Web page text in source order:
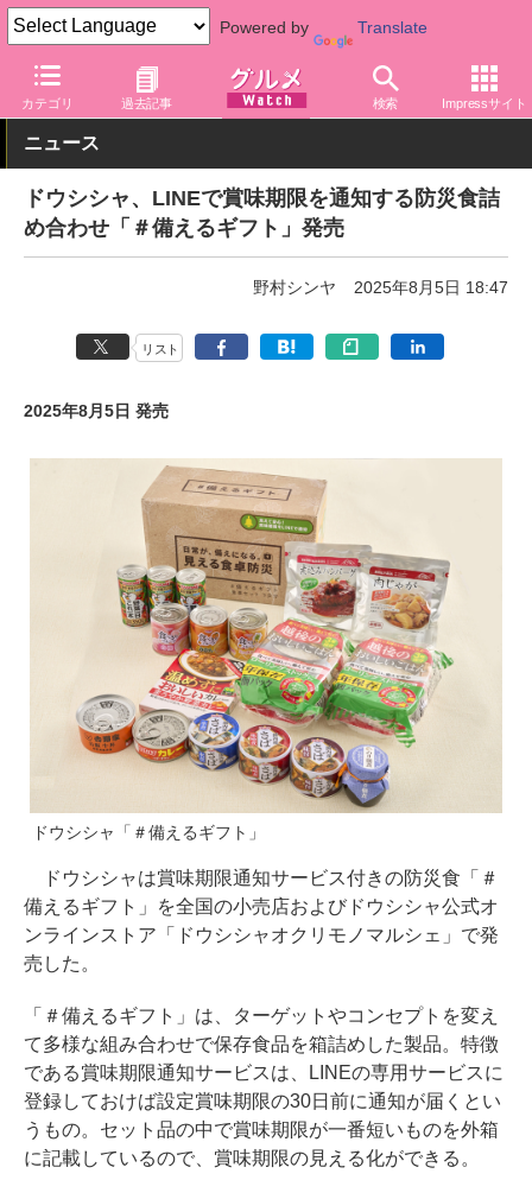
Powered by Translate
カテゴリ 過去記事 検索 Impressサイト
グルメ Watch 食品 保存食
ニュース
ドウシシャ、LINEで賞味期限を通知する防災食詰
め合わせ「＃備えるギフト」発売
野村シンヤ 2025年8月5日 18:47
リスト
2025年8月5日 発売
ドウシシャ「＃備えるギフト」
ドウシシャは賞味期限通知サービス付きの防災食「＃
備えるギフト」を全国の小売店およびドウシシャ公式オ
ンラインストア「ドウシシャオクリモノマルシェ」で発
売した。
「＃備えるギフト」は、ターゲットやコンセプトを変え
て多様な組み合わせで保存食品を箱詰めした製品。特徴
である賞味期限通知サービスは、LINEの専用サービスに
登録しておけば設定賞味期限の30日前に通知が届くとい
うもの。セット品の中で賞味期限が一番短いものを外箱
に記載しているので、賞味期限の見える化ができる。